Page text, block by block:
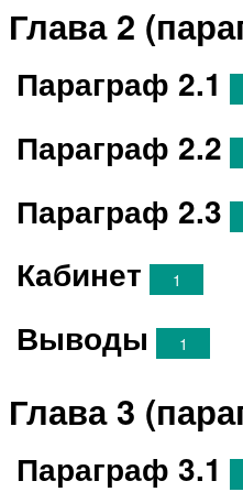
Глава 2
Параграф 2.1
Параграф 2.2
Параграф 2.3
Кабинет 1
Выводы 1
Глава 3
Параграф 3.1